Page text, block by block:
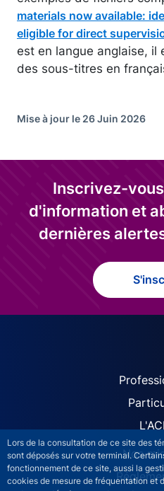
Lors de la consultation de ce site des
sont déposés sur votre terminal.
fonctionnement de ce site, aussi la
cookies de mesure de fréquentation et
materials now available:
eligible for direct
est en langue anglaise, il
des sous-titres en
Mise à jour le 26 Juin 2026
Inscrivez-
d'information et
dernières
ACPR site
Nos